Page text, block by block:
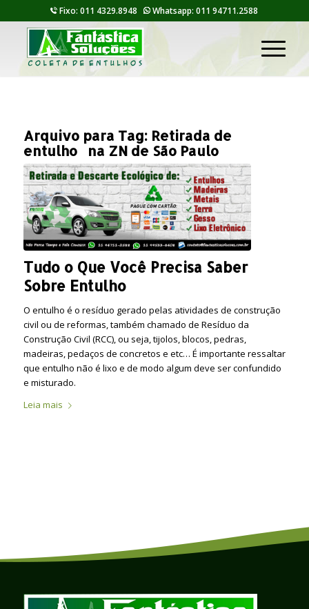
Fixo: 011 4329.8948 Whatsapp: 011 94711.2588
Arquivo para Tag: Retirada de
entulho na ZN de São Paulo
Tudo o Que Você Precisa Saber
Sobre Entulho
O entulho é o resíduo gerado pelas atividades de construção
civil ou de reformas, também chamado de Resíduo da
Construção Civil (RCC), ou seja, tijolos, blocos, pedras,
madeiras, pedaços de concretos e etc… É importante ressaltar
que entulho não é lixo e de modo algum deve ser confundido
e misturado.
Leia mais